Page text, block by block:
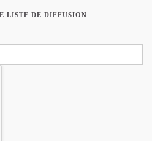
LISTE DE DIFFUSION